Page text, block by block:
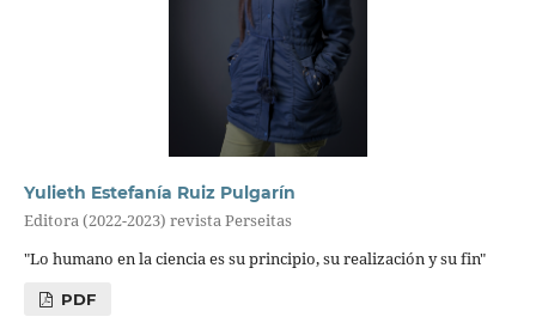
Yulieth Estefanía Ruiz Pulgarín
Editora (2022-2023) revista Perseitas
"Lo humano en la ciencia es su principio, su realización y su fin"
PDF